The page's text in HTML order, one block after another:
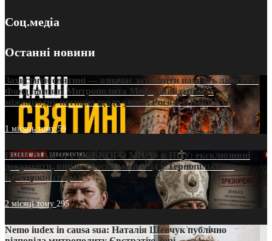
Соц.медіа
Останні новини
Захистити святині — означає захистити пам’ять людства:
Фонд пам’яті Митрополита Мефодія підтримує
міжнародну петицію щодо участі Росії в ЮНЕСКО
1 місяць тому59
ПРИСМАК «РУССЬКОГО МІРА» в ПЦУ: ексклюзивні
документи, вирок і російський слід у Тернопільсько-
Бучацькій єпархії
2 місяці тому 295
Nemo iudex in causa sua: Наталія Шевчук публічно